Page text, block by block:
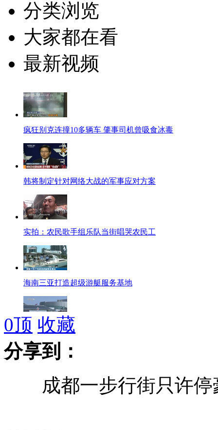
分类浏览
大家都在看
最新视频
疯狂别克连撞10多辆车 肇事司机曾吸食冰毒
韩将制定针对网络大战的军事应对方案
实拍：农民歌手组乐队当街唱哭农民工
海南三亚打造超级游艇服务基地
朝鲜决定施行"经济与核武"并行路线
韩美计划本月举行4次联合军演
0顶 收藏
分享到：
成都一步行街只许停